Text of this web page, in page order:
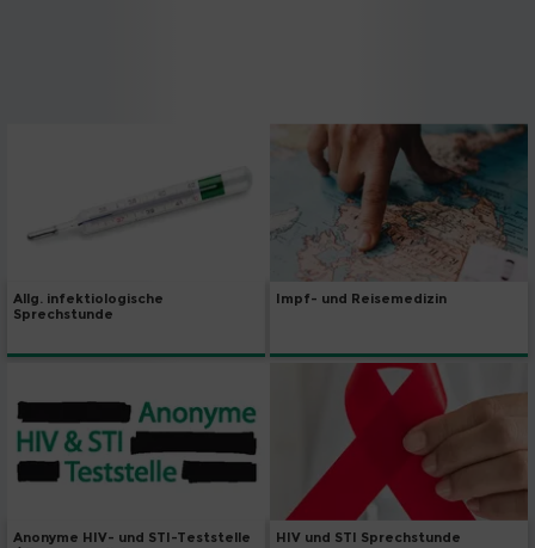
Allg. infektiologische
Sprechstunde
Impf- und Reisemedizin
Anonyme HIV- und STI-Teststelle
HIV und STI Sprechstunde